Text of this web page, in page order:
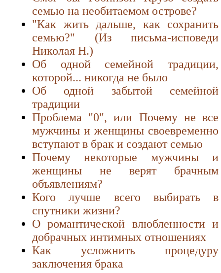
семью на необитаемом острове?
"Как жить дальше, как сохранить
семью?" (Из письма-исповеди
Николая Н.)
Об одной семейной традиции,
которой... никогда не было
Об одной забытой семейной
традиции
Проблема "0", или Почему не все
мужчины и женщины своевременно
вступают в брак и создают семью
Почему некоторые мужчины и
женщины не верят брачным
объявлениям?
Кого лучше всего выбирать в
спутники жизни?
О романтической влюбленности и
добрачных интимных отношениях
Как усложнить процедуру
заключения брака